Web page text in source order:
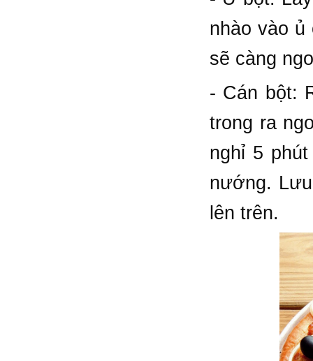
nhào vào
sẽ càng
- Cán bột:
trong ra
nghỉ 5
nướng.
lên trên.